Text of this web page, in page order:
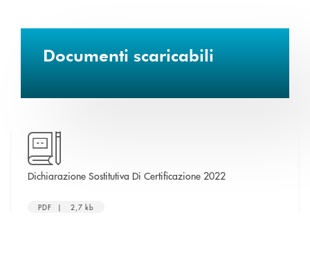
Documenti scaricabili
Dichiarazione Sostitutiva Di Certificazione 2022apre una nuova
PDF | 2,7 kb